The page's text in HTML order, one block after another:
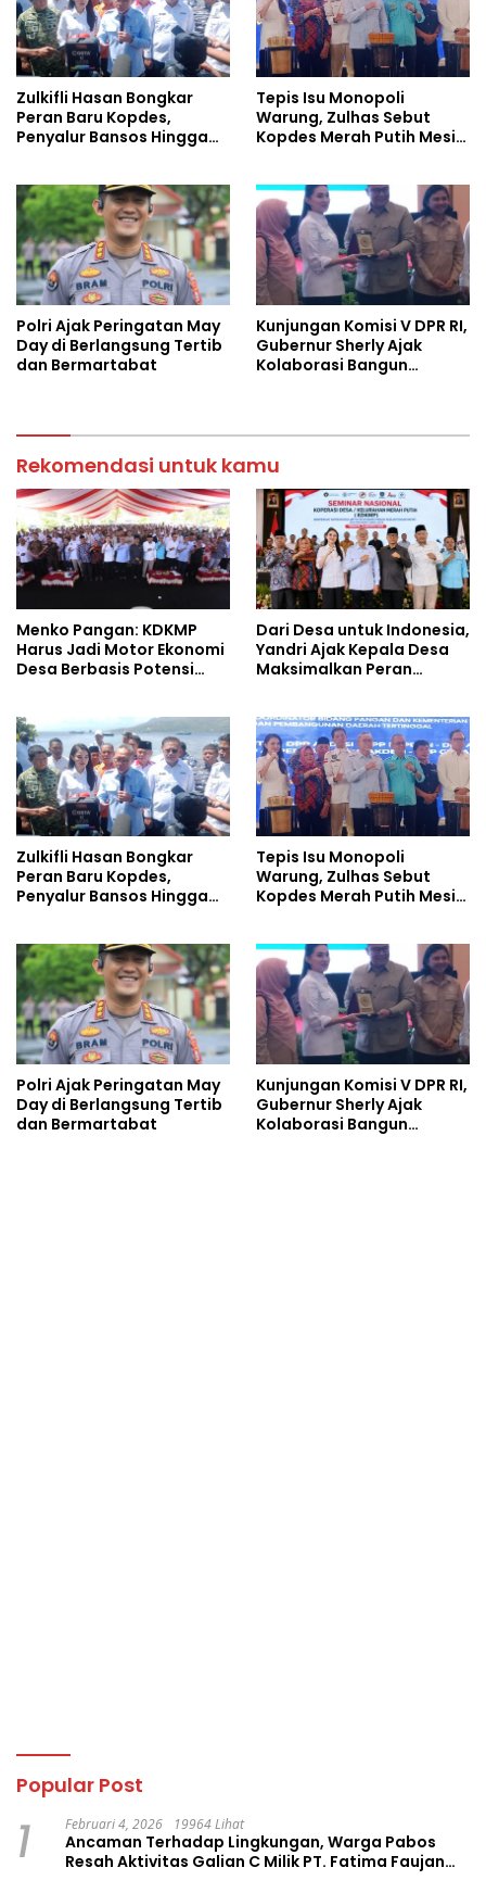
Zulkifli Hasan Bongkar
Peran Baru Kopdes,
Penyalur Bansos Hingga
Tepis Isu Monopoli
Warung, Zulhas Sebut
Kopdes Merah Putih Mesin
Polri Ajak Peringatan May
Day di Berlangsung Tertib
dan Bermartabat
Kunjungan Komisi V DPR RI,
Gubernur Sherly Ajak
Kolaborasi Bangun
Rekomendasi untuk kamu
Menko Pangan: KDKMP
Harus Jadi Motor Ekonomi
Desa Berbasis Potensi
Perkebunan
Dari Desa untuk Indonesia,
Yandri Ajak Kepala Desa
Maksimalkan Peran
Zulkifli Hasan Bongkar
Peran Baru Kopdes,
Penyalur Bansos Hingga
Tepis Isu Monopoli
Warung, Zulhas Sebut
Kopdes Merah Putih Mesin
Polri Ajak Peringatan May
Day di Berlangsung Tertib
dan Bermartabat
Kunjungan Komisi V DPR RI,
Gubernur Sherly Ajak
Kolaborasi Bangun
Popular Post
1 Februari 4, 2026 19964 Lihat
Ancaman Terhadap Lingkungan, Warga Pabos
Resah Aktivitas Galian C Milik PT. Fatima Faujan